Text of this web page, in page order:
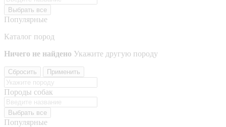
Выбрать все
Популярные
Каталог пород
Ничего не найдено Укажите другую породу
Сбросить Применить
Породы собак
Выбрать все
Популярные